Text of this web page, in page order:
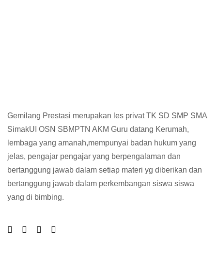
Gemilang Prestasi merupakan les privat TK SD SMP SMA
SimakUI OSN SBMPTN AKM Guru datang Kerumah,
lembaga yang amanah,mempunyai badan hukum yang
jelas, pengajar pengajar yang berpengalaman dan
bertanggung jawab dalam setiap materi yg diberikan dan
bertanggung jawab dalam perkembangan siswa siswa
yang di bimbing.